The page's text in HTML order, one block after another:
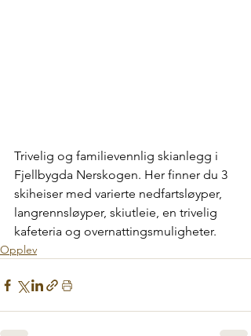
Trivelig og familievennlig skianlegg i
Fjellbygda Nerskogen. Her finner du 3
skiheiser med varierte nedfartsløyper,
langrennsløyper, skiutleie, en trivelig
kafeteria og overnattingsmuligheter.
Opplev